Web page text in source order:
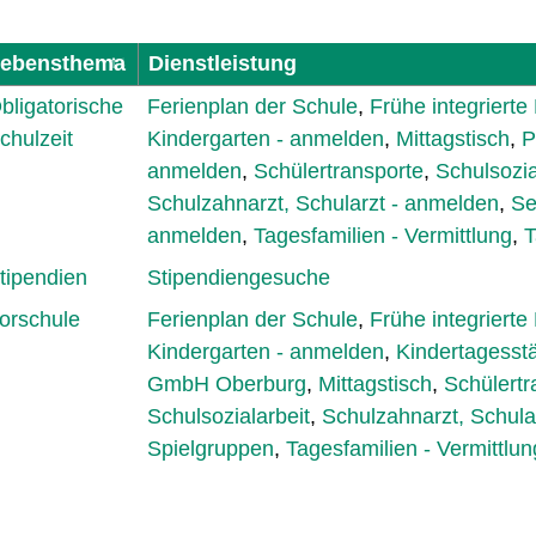
Dienstleistung
Ferienplan der Schule, Frühe integrierte
Kindergarten - anmelden, Mittagstisch,
anmelden, Schülertransporte,
Schulzahnarzt, Schularzt - anmelden,
anmelden, Tagesfamilien - Vermittlung,
Stipendiengesuche
Ferienplan der Schule, Frühe integrierte
Kindergarten - anmelden,
GmbH Oberburg, Mittagstisch,
Schulsozialarbeit, Schulzahnarzt,
Spielgruppen, Tagesfamilien -